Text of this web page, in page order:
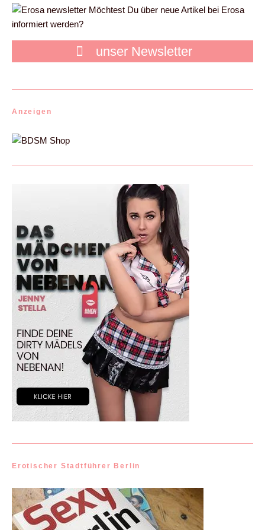
Möchtest Du über neue Artikel bei Erosa
informiert werden?
unser Newsletter
Anzeigen
Erotischer Stadtführer Berlin